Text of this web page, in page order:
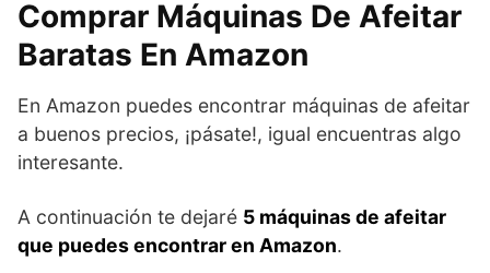
Comprar Máquinas De Afeitar
Baratas En Amazon
En Amazon puedes encontrar máquinas de afeitar
a buenos precios, ¡pásate!, igual encuentras algo
interesante.
A continuación te dejaré 5 máquinas de afeitar
que puedes encontrar en Amazon.